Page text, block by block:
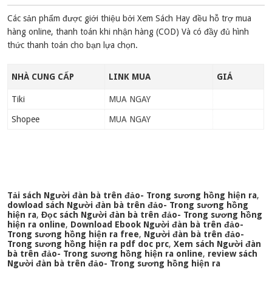
Các sản phẩm được giới thiệu bởi Xem Sách Hay đều hỗ trợ mua
hàng online, thanh toán khi nhận hàng (COD) Và có đầy đủ hình
thức thanh toán cho bạn lựa chọn.
NHÀ CUNG CẤP LINK MUA GIÁ
Tiki MUA NGAY
Shopee MUA NGAY
Tải sách Người đàn bà trên đảo- Trong sương hồng hiện ra,
dowload sách Người đàn bà trên đảo- Trong sương hồng
hiện ra,Đọc sách Người đàn bà trên đảo- Trong sương hồng
hiện ra online, Download Ebook Người đàn bà trên đảo-
Trong sương hồng hiện ra free, Người đàn bà trên đảo-
Trong sương hồng hiện ra pdf doc prc,Xem sách Người đàn
bà trên đảo- Trong sương hồng hiện ra online, review sách
Người đàn bà trên đảo- Trong sương hồng hiện ra